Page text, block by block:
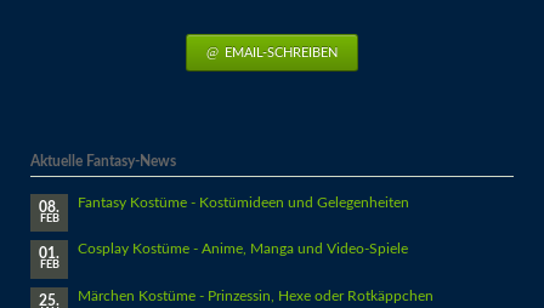
EMAIL-SCHREIBEN
Aktuelle Fantasy-News
08.
FEB
Fantasy Kostüme - Kostümideen und Gelegenheiten
01.
FEB
Cosplay Kostüme - Anime, Manga und Video-Spiele
25. Märchen Kostüme - Prinzessin, Hexe oder Rotkäppchen